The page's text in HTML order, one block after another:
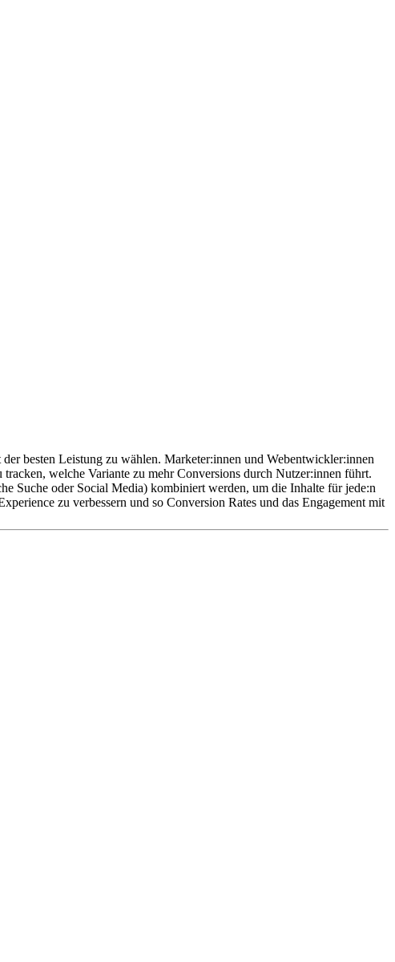
besten Leistung zu wählen. Marketer:innen und Webentwickler:innen
welche Variante zu mehr Conversions durch Nutzer:innen führt.
Suche oder Social Media) kombiniert werden, um die Inhalte für jede:n
zu verbessern und so Conversion Rates und das Engagement mit
Tools die Traffic-Volumen angepasst und verwaltet werden.